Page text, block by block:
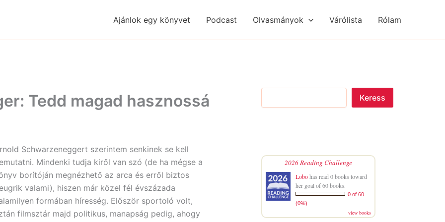
Ajánlok egy könyvet Podcast Olvasmányok Várólista Rólam
Tedd magad hasznossá
Schwarzeneggert szerintem senkinek se kell
Mindenki tudja kiről van szó (de ha mégse a
borítóján megnézhető az arca és erről biztos
valami), hiszen már közel fél évszázada
formában híresség. Először sportoló volt,
filmsztár majd politikus, manapság pedig, ahogy
a
Keress
2026 Reading Challenge
Lobohas read 0 books toward
her goal of 60 books.
0 of 60
(0%)
view books
g
g